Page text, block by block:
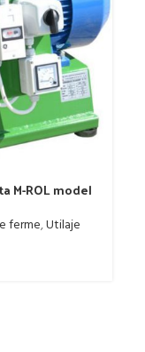
M-ROL model
ferme,Utilaje